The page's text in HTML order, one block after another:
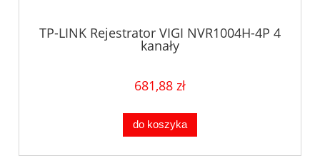
TP-LINK Rejestrator VIGI NVR1004H-4P 4
kanały
681,88 zł
do koszyka